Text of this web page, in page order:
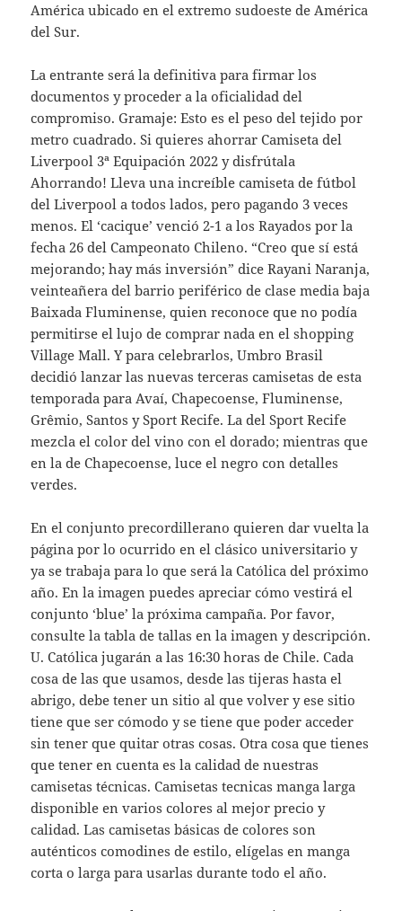
América ubicado en el extremo sudoeste de América
del Sur.
La entrante será la definitiva para firmar los
documentos y proceder a la oficialidad del
compromiso. Gramaje: Esto es el peso del tejido por
metro cuadrado. Si quieres ahorrar Camiseta del
Liverpool 3ª Equipación 2022 y disfrútala
Ahorrando! Lleva una increíble camiseta de fútbol
del Liverpool a todos lados, pero pagando 3 veces
menos. El ‘cacique’ venció 2-1 a los Rayados por la
fecha 26 del Campeonato Chileno. “Creo que sí está
mejorando; hay más inversión” dice Rayani Naranja,
veinteañera del barrio periférico de clase media baja
Baixada Fluminense, quien reconoce que no podía
permitirse el lujo de comprar nada en el shopping
Village Mall. Y para celebrarlos, Umbro Brasil
decidió lanzar las nuevas terceras camisetas de esta
temporada para Avaí, Chapecoense, Fluminense,
Grêmio, Santos y Sport Recife. La del Sport Recife
mezcla el color del vino con el dorado; mientras que
en la de Chapecoense, luce el negro con detalles
verdes.
En el conjunto precordillerano quieren dar vuelta la
página por lo ocurrido en el clásico universitario y
ya se trabaja para lo que será la Católica del próximo
año. En la imagen puedes apreciar cómo vestirá el
conjunto ‘blue’ la próxima campaña. Por favor,
consulte la tabla de tallas en la imagen y descripción.
U. Católica jugarán a las 16:30 horas de Chile. Cada
cosa de las que usamos, desde las tijeras hasta el
abrigo, debe tener un sitio al que volver y ese sitio
tiene que ser cómodo y se tiene que poder acceder
sin tener que quitar otras cosas. Otra cosa que tienes
que tener en cuenta es la calidad de nuestras
camisetas técnicas. Camisetas tecnicas manga larga
disponible en varios colores al mejor precio y
calidad. Las camisetas básicas de colores son
auténticos comodines de estilo, elígelas en manga
corta o larga para usarlas durante todo el año.